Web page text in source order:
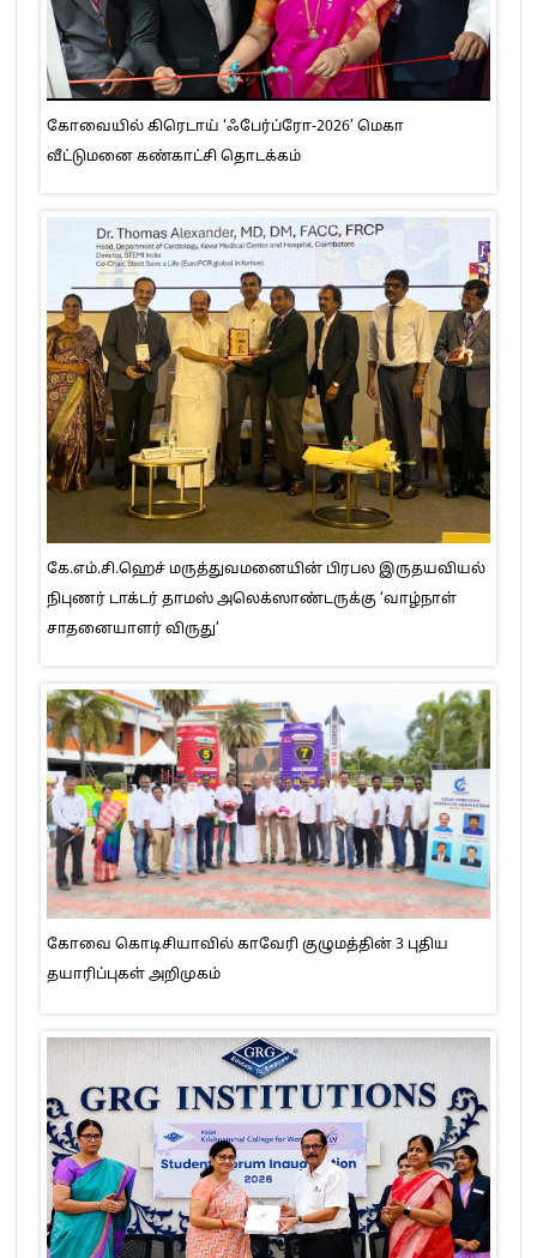
கோவையில் கிரெடாய் ‘ஃபேர்ப்ரோ-2026’ மெகா
வீட்டுமனை கண்காட்சி தொடக்கம்
கே.எம்.சி.ஹெச் மருத்துவமனையின் பிரபல இருதயவியல்
நிபுணர் டாக்டர் தாமஸ் அலெக்ஸாண்டருக்கு ‘வாழ்நாள்
சாதனையாளர் விருது’
கோவை கொடிசியாவில் காவேரி குழுமத்தின் 3 புதிய
தயாரிப்புகள் அறிமுகம்